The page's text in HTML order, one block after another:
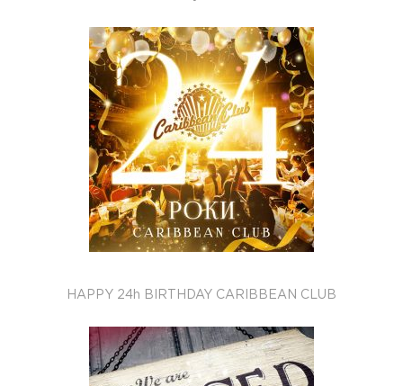
HAPPY 24h BIRTHDAY CARIBBEAN CLUB